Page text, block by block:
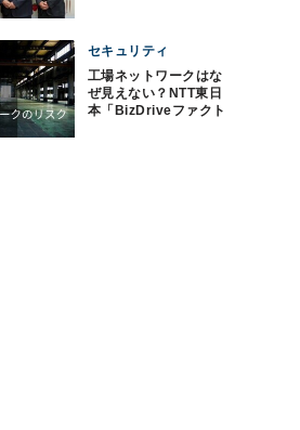
セキュリティ
工場ネットワークはな
ぜ見えない？NTT東日
本「BizDriveファクト